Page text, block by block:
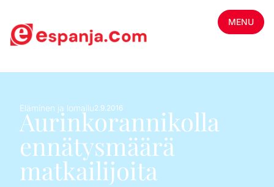
MENU
Eläminen ja lomailu2.9.2016
Aurinkorannikolla
ennätysmäärä
matkailijoita